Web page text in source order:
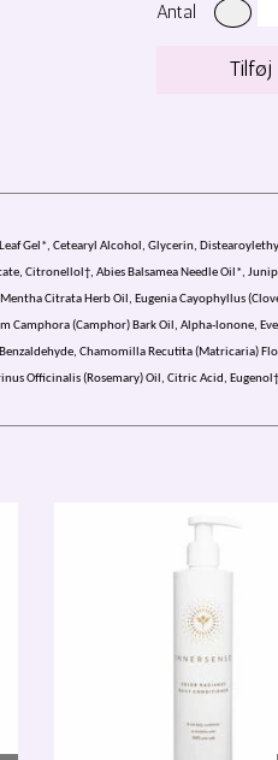
1. Spray en
2. Fortsæt med
Antal
Tilføj
Leaf Gel*, Cetearyl Alcohol, Glycerin,
Citronellol†, Abies Balsamea Needle Oil*,
Citrata Herb Oil, Eugenia Cayophyllus
Camphora (Camphor) Bark Oil, Alpha-lonone,
Chamomilla Recutita (Matricaria)
Officinalis (Rosemary) Oil, Citric Acid,